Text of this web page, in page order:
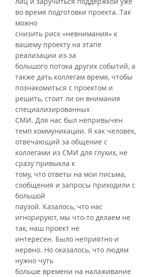
во время подготовки проекта. Так
можно
снизить риск «невнимания» к
вашему проекту на этапе
реализации из-за
большого потока других событий, а
также дать коллегам время, чтобы
познакомиться с проектом и
решить, стоит ли он внимания
специализированных
СМИ. Для нас был непривычен
темп коммуникации. Я как человек,
отвечающий за общение с
коллегами из СМИ для глухих, не
сразу привыкла к
тому, что ответы на мои письма,
сообщения и запросы приходили с
большой
паузой. Казалось, что нас
игнорируют, мы что-то делаем не
так, наш проект не
интересен. Было неприятно и
нервно. Но оказалось, что людям
нужно чуть
больше времени на налаживание